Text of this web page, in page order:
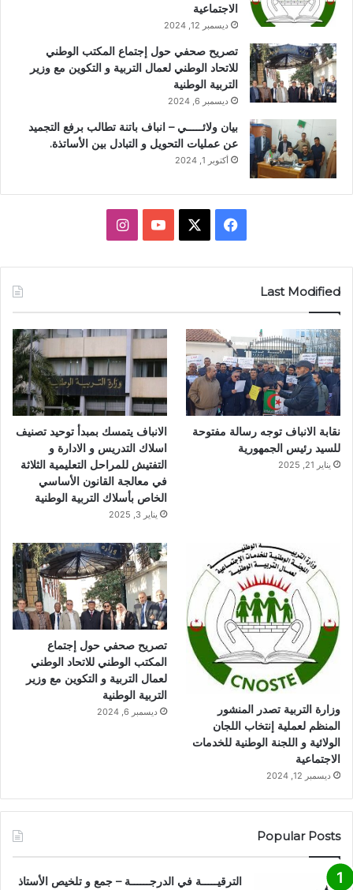
الاجتماعية
ديسمبر 12, 2024
تصريح صحفي حول إجتماع المكتب الوطني
للاتحاد الوطني لعمال التربية و التكوين مع وزير
التربية الوطنية
ديسمبر 6, 2024
بيان ولائـــــي – انباف باتنة تطالب برفع التجميد
عن عمليات التحويل و التبادل بين الأساتذة.
أكتوبر 1, 2024
ب
و
ك
ي
ب
ت
ر
ا
م
Last Modified
نقابة الانباف توجه رسالة مفتوحة
للسيد رئيس الجمهورية
يناير 21, 2025
الانباف يتمسك بمبدأ توحيد تصنيف
اسلاك التدريس و الادارة و
التفتيش للمراحل التعليمية الثلاثة
في معالجة القانون الأساسي
الخاص بأسلاك التربية الوطنية
يناير 3, 2025
وزارة التربية تصدر المنشور
المنظم لعملية إنتخاب اللجان
الولائية و اللجنة الوطنية للخدمات
الاجتماعية
ديسمبر 12, 2024
تصريح صحفي حول إجتماع
المكتب الوطني للاتحاد الوطني
لعمال التربية و التكوين مع وزير
التربية الوطنية
ديسمبر 6, 2024
Popular Posts
الترقيـــــة في الدرجــــــة – جمع و تلخيص الأستاذ